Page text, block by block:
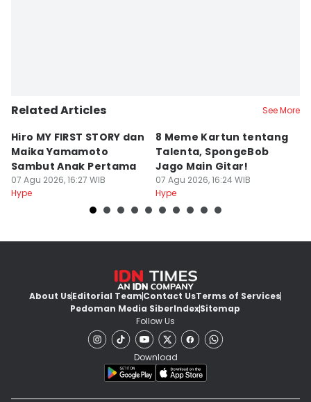
Related Articles See More
Hiro MY FIRST STORY dan
Maika Yamamoto
Sambut Anak Pertama
07 Agu 2026, 16:27 WIB
Hype
8 Meme Kartun tentang
Talenta, SpongeBob
Jago Main Gitar!
07 Agu 2026, 16:24 WIB
Hype
About UsEditorial TeamContact UsTerms of Services
Pedoman Media SiberIndexSitemap
Follow Us
Download